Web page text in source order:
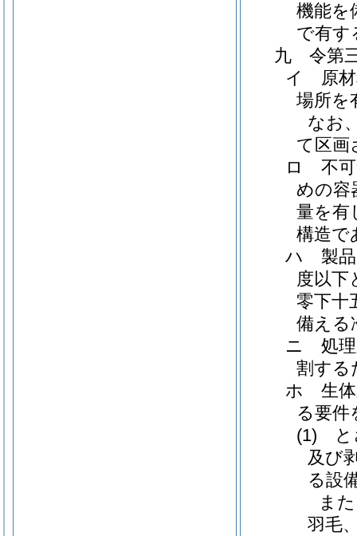
機能を
で有す
九 令第
イ 原材
場所を
なお
て区画
ロ 不可
めの容
量を有
構造で
ハ 製品
度以下
零下十
備える
ニ 処理
割する
ホ 生体
る要件
(1) と
及び
る設
ま
羽毛